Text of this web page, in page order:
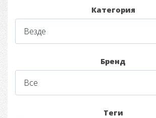
Категория
Бренд
Теги